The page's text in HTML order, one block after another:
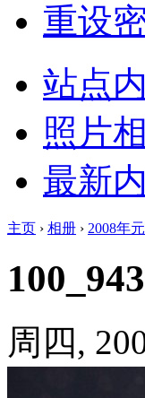
重设
站点
照片
最新
主页 › 相册 › 2008年
周四,